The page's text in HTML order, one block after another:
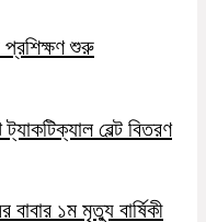
প্রশিক্ষণ শুরু
বেল্ট বিতরণ
বাবার ১ম মৃত্যু বার্ষিকী